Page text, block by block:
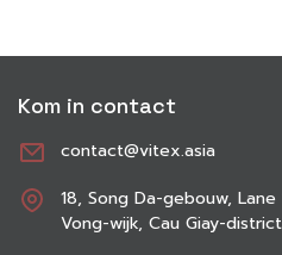
Kom in contact
contact@vitex.asia
18, Song Da-gebouw,
Vong-wijk, Cau Giay-